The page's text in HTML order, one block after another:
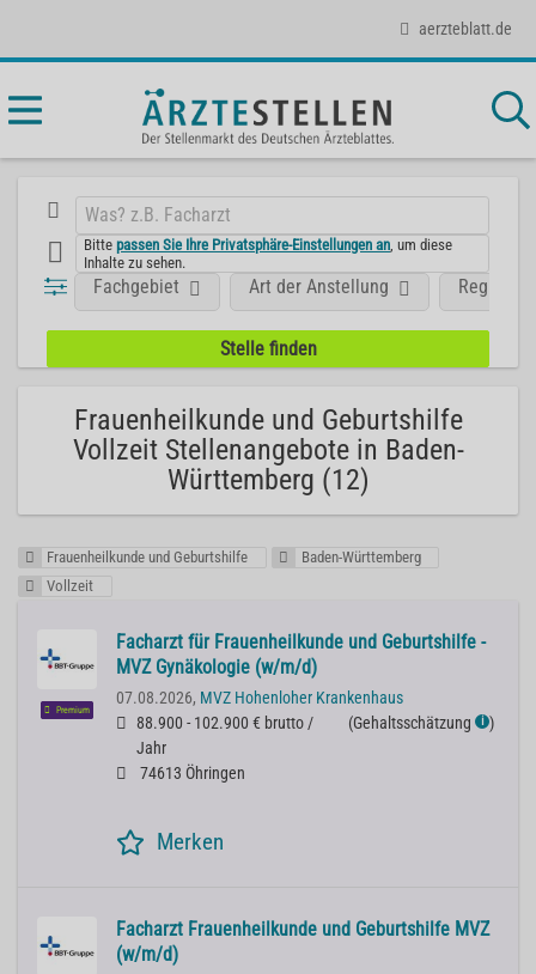
aerzteblatt.de
Bittepassen Sie Ihre Privatsphäre-Einstellungen an , um diese
Inhalte zu sehen.
Fachgebiet Art der Anstellung Region
Frauenheilkunde und Geburtshilfe
Vollzeit Stellenangebote in Baden-
Württemberg (12)
Frauenheilkunde und Geburtshilfe
Baden-Württemberg
Vollzeit
Premium
Facharzt für Frauenheilkunde und Geburtshilfe -
MVZ Gynäkologie (w/m/d)
07.08.2026, MVZ Hohenloher Krankenhaus
88.900 - 102.900 € brutto /
Jahr
(Gehaltsschätzung ℹ )
74613 Öhringen
Merken
Facharzt Frauenheilkunde und Geburtshilfe MVZ
(w/m/d)